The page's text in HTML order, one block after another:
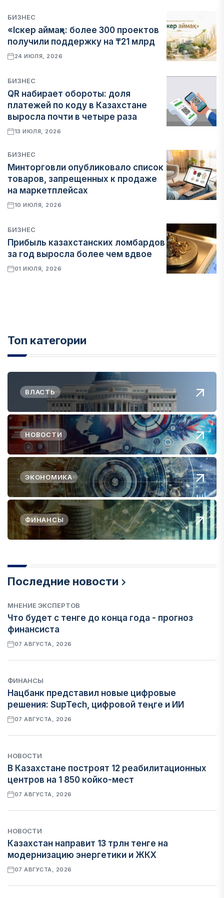
БИЗНЕС
«Іскер аймақ»: более 300 проектов
получили поддержку на ₸21 млрд
24 ИЮЛЯ, 2026
БИЗНЕС
QR набирает обороты: доля
платежей по коду в Казахстане
выросла почти в четыре раза
13 ИЮЛЯ, 2026
БИЗНЕС
Минторговли опубликовало список
товаров, запрещенных к продаже
на маркетплейсах
10 ИЮЛЯ, 2026
БИЗНЕС
Прибыль казахстанских ломбардов
за год выросла более чем вдвое
01 ИЮЛЯ, 2026
Топ категории
ВЛАСТЬ
НОВОСТИ
ЭКОНОМИКА
ФИНАНСЫ
Последние новости
МНЕНИЕ ЭКСПЕРТОВ
Что будет с тенге до конца года - прогноз
финансиста
07 АВГУСТА, 2026
ФИНАНСЫ
Нацбанк представил новые цифровые
решения: SupTech, цифровой теңге и ИИ
07 АВГУСТА, 2026
НОВОСТИ
В Казахстане построят 12 реабилитационных
центров на 1 850 койко-мест
07 АВГУСТА, 2026
НОВОСТИ
Казахстан направит 13 трлн тенге на
модернизацию энергетики и ЖКХ
07 АВГУСТА, 2026